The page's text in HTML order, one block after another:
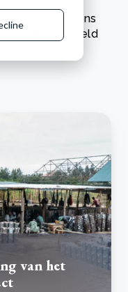
om ons
de hele wereld
van het